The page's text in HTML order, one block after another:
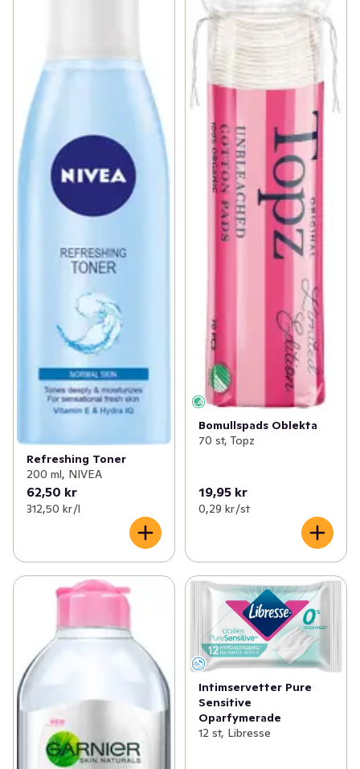
Refreshing Toner
200 ml, NIVEA
62,50 kr
312,50 kr /l
Bomullspads Oblekta
70 st, Topz
19,95 kr
0,29 kr /st
Intimservetter Pure
Sensitive
Oparfymerade
12 st, Libresse